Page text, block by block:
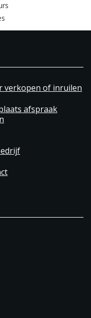
verkopen of inruilen
afspraak